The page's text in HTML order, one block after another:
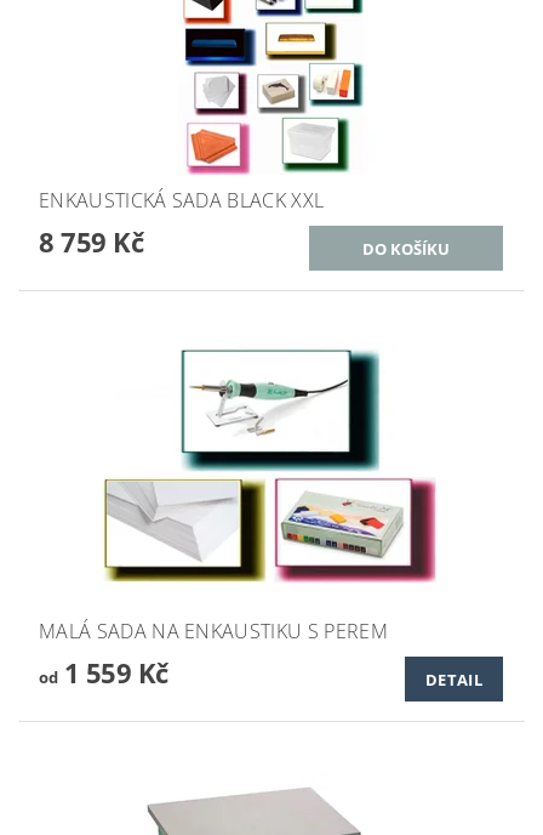
ENKAUSTICKÁ SADA BLACK XXL
8 759 Kč
MALÁ SADA NA ENKAUSTIKU S PEREM
od1 559 Kč DETAIL